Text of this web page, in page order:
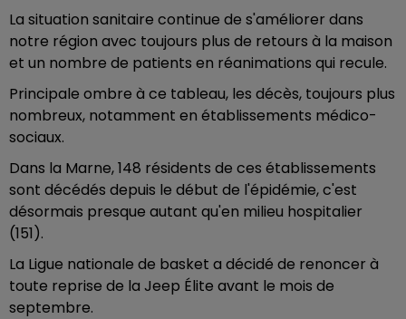
La situation sanitaire continue de s'améliorer dans
notre région avec toujours plus de retours à la maison
et un nombre de patients en réanimations qui recule.
Principale ombre à ce tableau, les décès, toujours plus
nombreux, notamment en établissements médico-
sociaux.
Dans la Marne, 148 résidents de ces établissements
sont décédés depuis le début de l'épidémie, c'est
désormais presque autant qu'en milieu hospitalier
(151).
La Ligue nationale de basket a décidé de renoncer à
toute reprise de la Jeep Élite avant le mois de
septembre.